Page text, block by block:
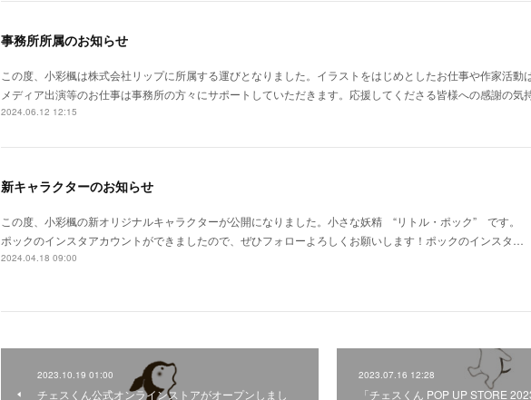
事務所所属のお知らせ
この度、小彩楓は株式会社リップに所属する運びとなりました。イラストをはじめとしたお仕事や作家活動
メディア出演等のお仕事は事務所の方々にサポートしていただきます。応援してくださる皆様への感謝の
2024.06.12 12:15
新キャラクターのお知らせ
この度、小彩楓の新オリジナルキャラクターが公開になりました。小さな妖精 “リトル・ポック” です。
ポックのインスタアカウントができましたので、ぜひフォローよろしくお願いします！ポックのインスタ…
2024.04.18 09:00
2023.10.19 01:00
チェスくん公式オンラインストアがオープンしまし
2023.07.16 12:28
「チェスくん POP UP STORE